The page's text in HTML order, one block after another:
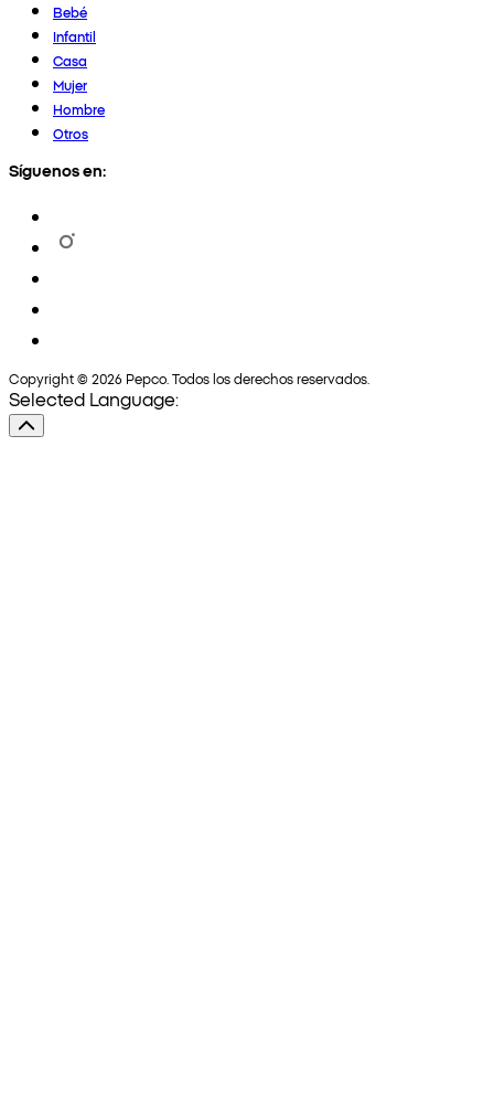
Bebé
Infantil
Casa
Mujer
Hombre
Otros
Síguenos en:
Copyright © 2026 Pepco. Todos los derechos reservados.
Selected Language: